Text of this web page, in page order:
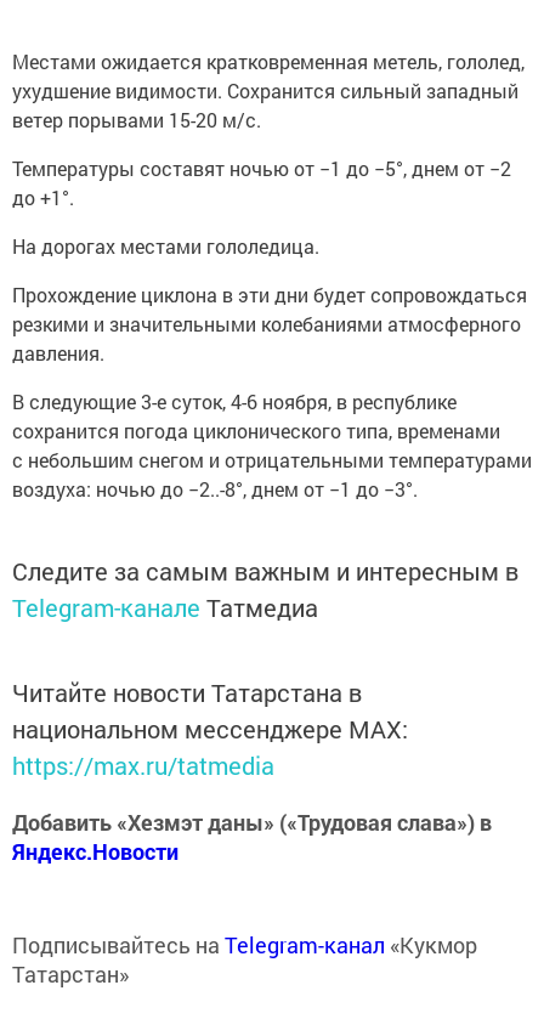
Местами ожидается кратковременная метель, гололед,
ухудшение видимости. Сохранится сильный западный
ветер порывами 15-20 м/с.
Температуры составят ночью от −1 до −5°, днем от −2
до +1°.
На дорогах местами гололедица.
Прохождение циклона в эти дни будет сопровождаться
резкими и значительными колебаниями атмосферного
давления.
В следующие 3-е суток, 4-6 ноября, в республике
сохранится погода циклонического типа, временами
с небольшим снегом и отрицательными температурами
воздуха: ночью до −2..-8°, днем от −1 до −3°.
Следите за самым важным и интересным в
Telegram-канале Татмедиа
Читайте новости Татарстана в
национальном мессенджере MАХ:
https://max.ru/tatmedia
Добавить «Хезмэт даны» («Трудовая слава») в
Яндекс.Новости
Подписывайтесь на Telegram-канал «Кукмор
Татарстан»